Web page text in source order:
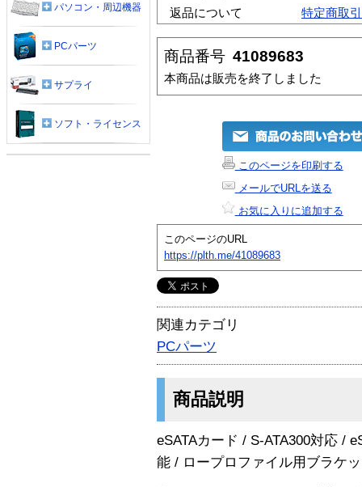
返品について
特定商取
商品番号 41089683
本商品は販売を終了しました
このページを印刷する
メールでURLを送る
お気に入りに追加する
このページのURL
https://plth.me/41089683
関連カテゴリ
PCパーツ
商品説明
eSATAカード / S-ATA300対応 /
能 / ロープロファイル用ブラケ
パソコン・周辺機器
PCパーツ
サプライ
ソフト・ライセンス